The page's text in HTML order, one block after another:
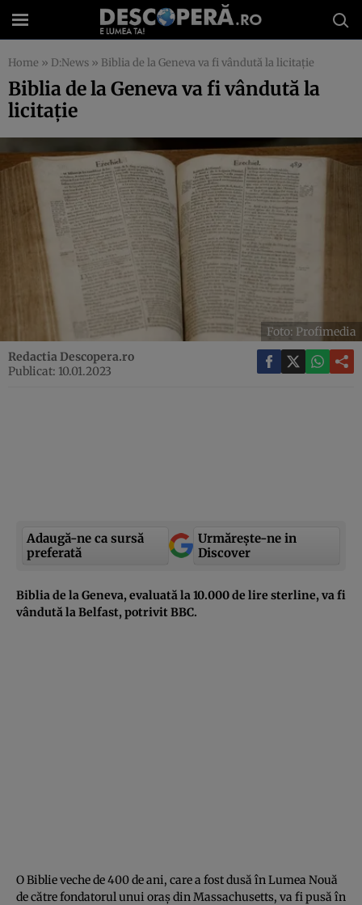
Home » D:News » Biblia de la Geneva va fi vândută la licitație
Biblia de la Geneva va fi vândută la
licitație
Foto: Profimedia
Redactia Descopera.ro
Publicat: 10.01.2023
Adaugă-ne ca sursă
preferată
Urmărește-ne in
Discover
Biblia de la Geneva, evaluată la 10.000 de lire sterline, va fi
vândută la Belfast, potrivit BBC.
O Biblie veche de 400 de ani, care a fost dusă în Lumea Nouă
de către fondatorul unui oraș din Massachusetts, va fi pusă în